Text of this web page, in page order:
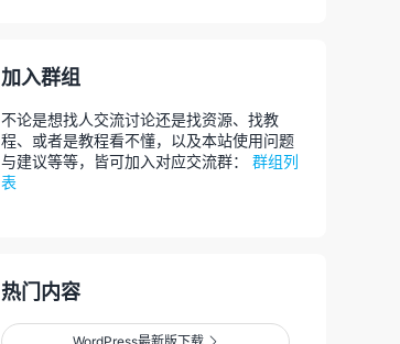
加入群组
不论是想找人交流讨论还是找资源、找教
程、或者是教程看不懂，以及本站使用问题
与建议等等，皆可加入对应交流群： 群组列
表
热门内容